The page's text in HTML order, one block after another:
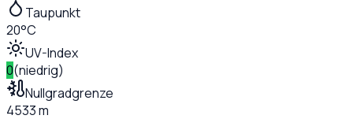
Taupunkt
20°C
UV-Index
0(niedrig)
Nullgradgrenze
4533 m